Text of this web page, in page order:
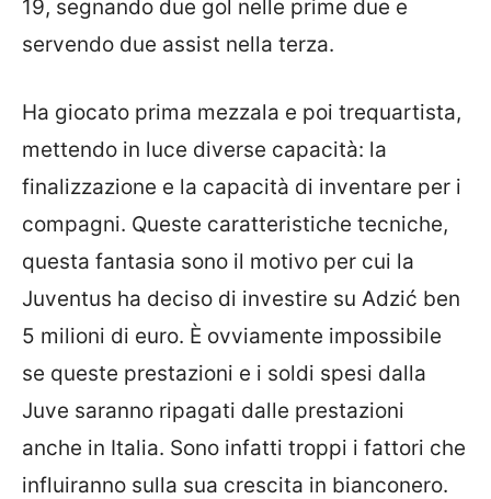
19, segnando due gol nelle prime due e
servendo due assist nella terza.
Ha giocato prima mezzala e poi trequartista,
mettendo in luce diverse capacità: la
finalizzazione e la capacità di inventare per i
compagni. Queste caratteristiche tecniche,
questa fantasia sono il motivo per cui la
Juventus ha deciso di investire su Adzić ben
5 milioni di euro. È ovviamente impossibile
se queste prestazioni e i soldi spesi dalla
Juve saranno ripagati dalle prestazioni
anche in Italia. Sono infatti troppi i fattori che
influiranno sulla sua crescita in bianconero.